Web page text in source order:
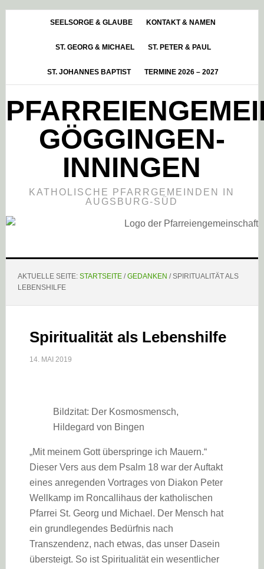
HauptsidebarSEELSORGE & GLAUBE KONTAKT & NAMEN
ST. GEORG & MICHAEL ST. PETER & PAUL
ST. JOHANNES BAPTIST TERMINE 2026 – 2027
GÖGGINGEN-
INNINGEN
KATHOLISCHE PFARRGEMEINDEN IN
AUGSBURG-SÜD
AKTUELLE SEITE: STARTSEITE / GEDANKEN /SPIRITUALITÄT ALS
LEBENSHILFE
Spiritualität als Lebenshilfe
14. MAI 2019
Bildzitat: Der Kosmosmensch,
Hildegard von Bingen
„Mit meinem Gott überspringe ich Mauern.“
Dieser Vers aus dem Psalm 18 war der Auftakt
eines anregenden Vortrages von Diakon Peter
Wellkamp im Roncallihaus der katholischen
Pfarrei St. Georg und Michael. Der Mensch hat
ein grundlegendes Bedürfnis nach
Transzendenz, nach etwas, das unser Dasein
übersteigt. So ist Spiritualität ein wesentlicher